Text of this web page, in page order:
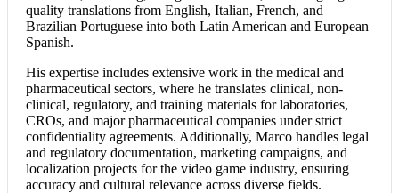
quality translations from English, Italian, French, and
Brazilian Portuguese into both Latin American and European
Spanish.
His expertise includes extensive work in the medical and
pharmaceutical sectors, where he translates clinical, non-
clinical, regulatory, and training materials for laboratories,
CROs, and major pharmaceutical companies under strict
confidentiality agreements. Additionally, Marco handles legal
and regulatory documentation, marketing campaigns, and
localization projects for the video game industry, ensuring
accuracy and cultural relevance across diverse fields.